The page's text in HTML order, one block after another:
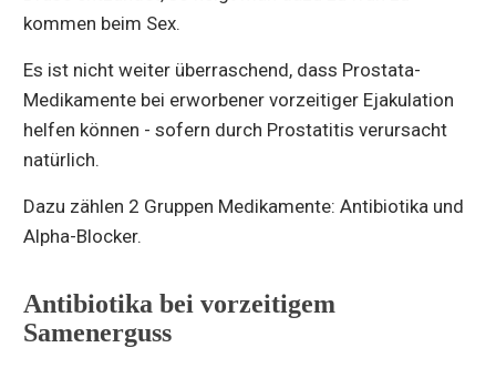
kommen beim Sex.
Es ist nicht weiter überraschend, dass Prostata-
Medikamente bei erworbener vorzeitiger Ejakulation
helfen können - sofern durch Prostatitis verursacht
natürlich.
Dazu zählen 2 Gruppen Medikamente: Antibiotika und
Alpha-Blocker.
Antibiotika bei vorzeitigem
Samenerguss